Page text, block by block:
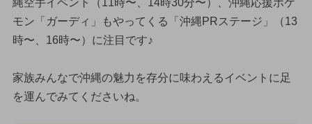
縄空手イベント（11時〜、14時30分〜）、沖縄応援ポケ
モン「ガーディ」もやってくる「沖縄PRステージ」（13
時〜、16時〜）に注目です♪
家族みんなで沖縄の魅力を存分に味わえるイベントに足
を運んでみてくださいね。